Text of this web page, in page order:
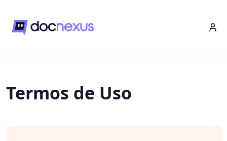
Termos de Uso